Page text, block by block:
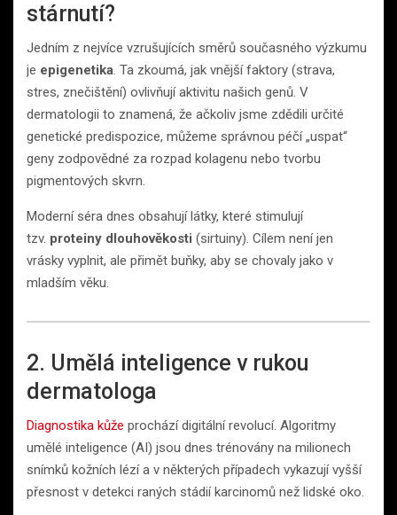
stárnutí?
Jedním z nejvíce vzrušujících směrů současného výzkumu
je epigenetika. Ta zkoumá, jak vnější faktory (strava,
stres, znečištění) ovlivňují aktivitu našich genů. V
dermatologii to znamená, že ačkoliv jsme zdědili určité
genetické predispozice, můžeme správnou péčí „uspat“
geny zodpovědné za rozpad kolagenu nebo tvorbu
pigmentových skvrn.
Moderní séra dnes obsahují látky, které stimulují
tzv. proteiny dlouhověkosti (sirtuiny). Cílem není jen
vrásky vyplnit, ale přimět buňky, aby se chovaly jako v
mladším věku.
2. Umělá inteligence v rukou
dermatologa
Diagnostika kůže prochází digitální revolucí. Algoritmy
umělé inteligence (AI) jsou dnes trénovány na milionech
snímků kožních lézí a v některých případech vykazují vyšší
přesnost v detekci raných stádií karcinomů než lidské oko.